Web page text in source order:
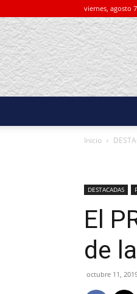
viernes, agosto
Inicio
DESTACADAS
El
de
octubre 11,